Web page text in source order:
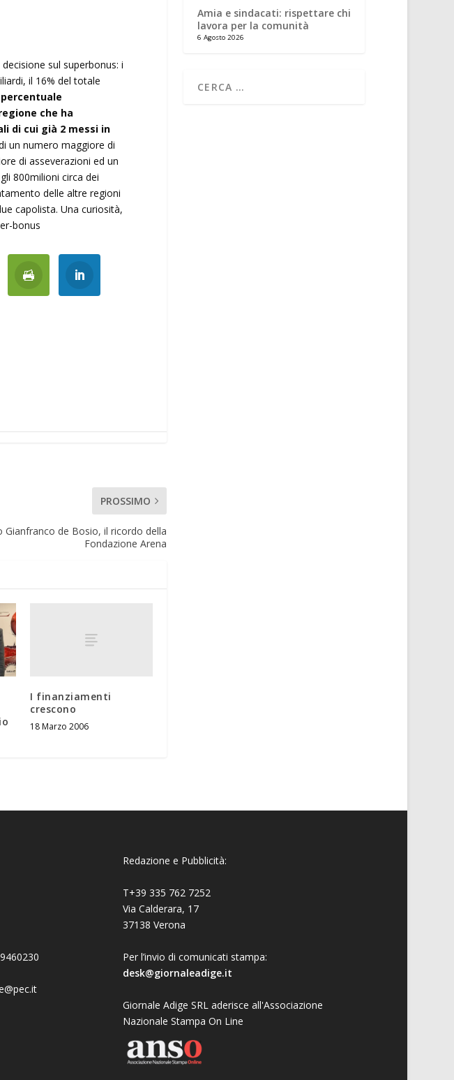
sul superbonus: i
il 16% del totale
percentuale
che ha
di cui già 2 messi in
un numero maggiore di
di asseverazioni ed un
800milioni circa dei
delle altre regioni
capolista. Una curiosità,
bonus
PROSSIMO
Gianfranco de Bosio, il ricordo della
Fondazione Arena
I finanziamenti
crescono
18 Marzo 2006
Amia e sindacati: rispettare chi
lavora per la comunità
6 Agosto 2026
Redazione e Pubblicità:
T+39 335 762 7252
Via Calderara, 17
37138 Verona
Per l’invio di comunicati stampa:
desk@giornaleadige.it
Giornale Adige SRL aderisce all'Associazione
Nazionale Stampa On Line